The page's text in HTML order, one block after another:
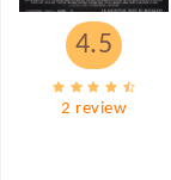
4.5
2 review